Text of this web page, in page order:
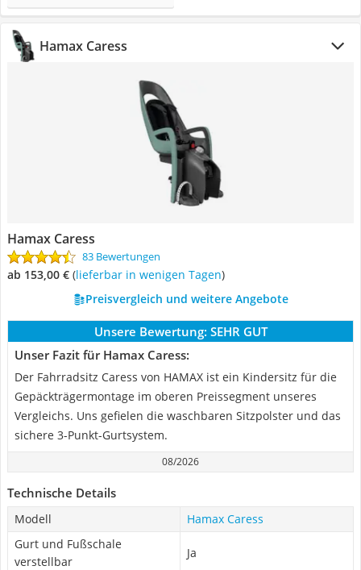
Hamax Caress
Hamax Caress
83 Bewertungen
ab 153,00 € ( Lieferbar in wenigen Tagen)
Preisvergleich und weitere Angebote
Unsere Bewertung: SEHR GUT
Unser Fazit für Hamax Caress:
Der Fahrradsitz Caress von HAMAX ist ein Kindersitz für die
Gepäckträgermontage im oberen Preissegment unseres
Vergleichs. Uns gefielen die waschbaren Sitzpolster und das
sichere 3-Punkt-Gurtsystem.
08/2026
Technische Details
Modell
Hamax Caress
Gurt und Fußschale
verstellbar
Ja